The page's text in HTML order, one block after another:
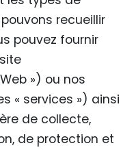
recueillir
pouvez fournir
») ou nos
« services ») ainsi
de collecte,
de protection et